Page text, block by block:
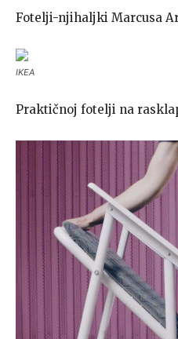
Fotelji-njihaljki Marcusa
IKEA
Praktičnoj fotelji na